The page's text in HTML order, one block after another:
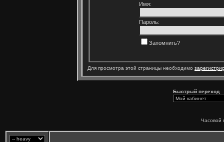
Имя:
Пароль:
Запомнить?
Для просмотра этой страницы необходимо
Быстрый переход
Часовой